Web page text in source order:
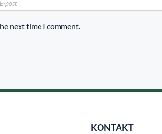
next time I comment.
KONTAKT